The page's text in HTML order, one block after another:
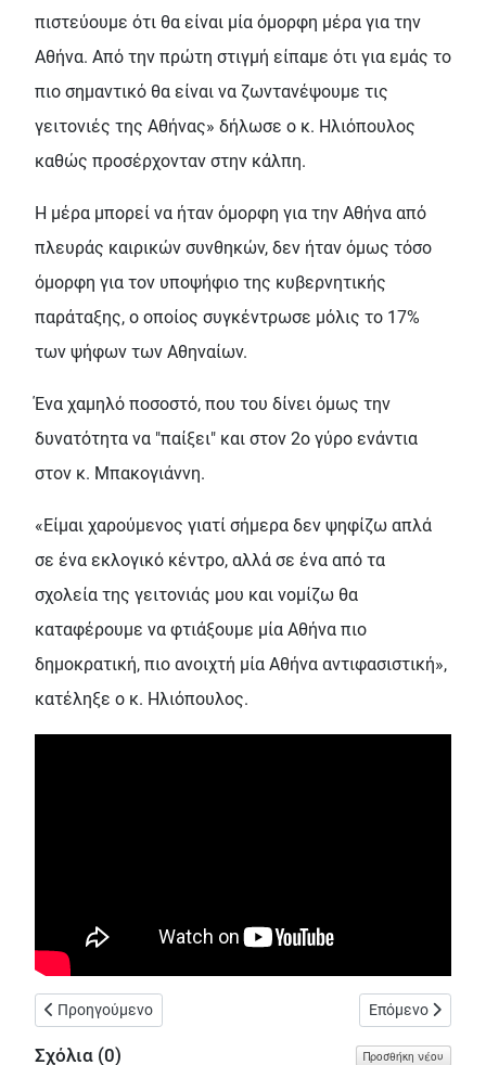
πιστεύουμε ότι θα είναι μία όμορφη μέρα για την
Αθήνα. Από την πρώτη στιγμή είπαμε ότι για εμάς το
πιο σημαντικό θα είναι να ζωντανέψουμε τις
γειτονιές της Αθήνας» δήλωσε ο κ. Ηλιόπουλος
καθώς προσέρχονταν στην κάλπη.
Η μέρα μπορεί να ήταν όμορφη για την Αθήνα από
πλευράς καιρικών συνθηκών, δεν ήταν όμως τόσο
όμορφη για τον υποψήφιο της κυβερνητικής
παράταξης, ο οποίος συγκέντρωσε μόλις το 17%
των ψήφων των Αθηναίων.
Ένα χαμηλό ποσοστό, που του δίνει όμως την
δυνατότητα να "παίξει" και στον 2ο γύρο ενάντια
στον κ. Μπακογιάννη.
«Είμαι χαρούμενος γιατί σήμερα δεν ψηφίζω απλά
σε ένα εκλογικό κέντρο, αλλά σε ένα από τα
σχολεία της γειτονιάς μου και νομίζω θα
καταφέρουμε να φτιάξουμε μία Αθήνα πιο
δημοκρατική, πιο ανοιχτή μία Αθήνα αντιφασιστική»,
κατέληξε ο κ. Ηλιόπουλος.
Προηγούμενο άρθρο: Να μην κλείσει το 9ο ΕΠΑΛ αλλά να
Προηγούμενο Επόμενο άρθρο:
Επόμενο
Σχόλια (0) Προσθήκη νέου